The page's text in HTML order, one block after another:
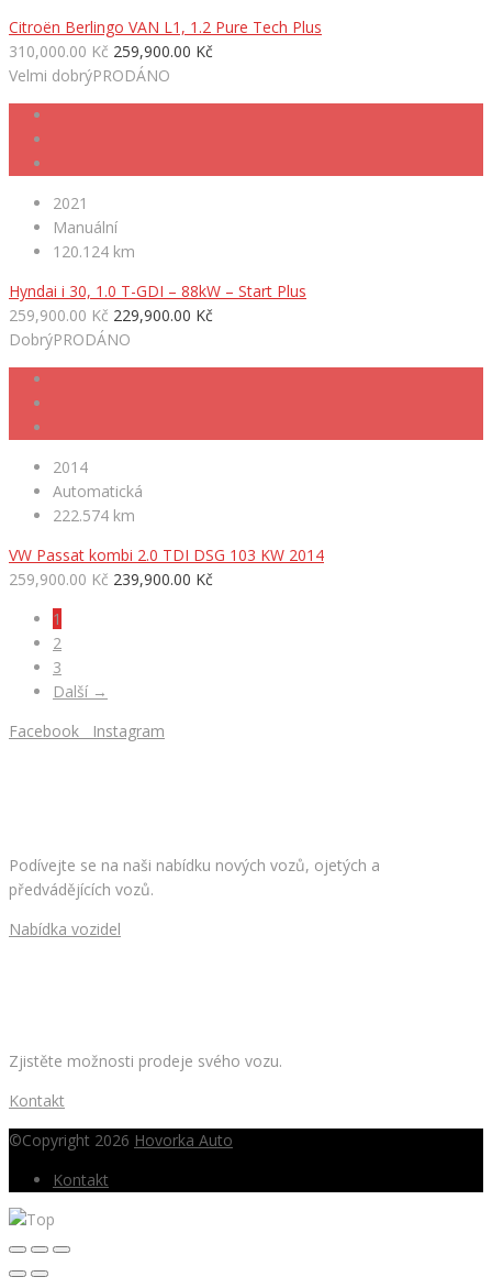
Citroën Berlingo VAN L1, 1.2 Pure Tech Plus
310,000.00 Kč 259,900.00 Kč
Velmi dobrýPRODÁNO
2021
Manuální
120.124 km
Hyndai i 30, 1.0 T-GDI – 88kW – Start Plus
259,900.00 Kč 229,900.00 Kč
DobrýPRODÁNO
2014
Automatická
222.574 km
VW Passat kombi 2.0 TDI DSG 103 KW 2014
259,900.00 Kč 239,900.00 Kč
1
2
3
Další →
Facebook
Instagram
Podívejte se na naši nabídku nových vozů, ojetých a
předvádějících vozů.
Nabídka vozidel
Zjistěte možnosti prodeje svého vozu.
Kontakt
©Copyright 2026 Hovorka Auto
Kontakt